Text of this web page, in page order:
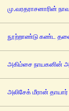
மு.வரதராசனாரின்
நூற்றாண்டு கண்ட
அகிம்சை நாயகனின்
அலிசேக் மீரான் தாயார்